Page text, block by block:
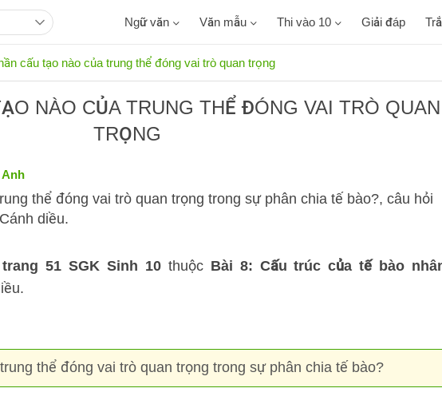
Ngữ văn Văn mẫu Thi vào 10 Giải đáp
cấu tạo nào của trung thể đóng vai trò quan trọng
NÀO CỦA TRUNG THỂ ĐÓNG VAI TRÒ QUAN
TRỌNG
Anh
thể đóng vai trò quan trọng trong sự phân chia tế bào?, câu hỏi
diều.
51 SGK Sinh 10thuộc Bài 8: Cấu trúc của tế bào
thể đóng vai trò quan trọng trong sự phân chia tế bào?